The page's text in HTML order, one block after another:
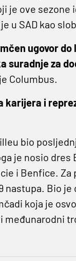
je ove sezone
u SAD kao
ugovor do
suradnje za
Columbus.
karijera i
bio
je nosio dres
i Benfice. Za
nastupa. Bio je
koja je
međunarodni